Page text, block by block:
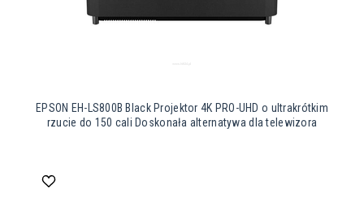
EPSON EH-LS800B Black Projektor 4K PRO-UHD o ultrakrótkim
rzucie do 150 cali Doskonała alternatywa dla telewizora